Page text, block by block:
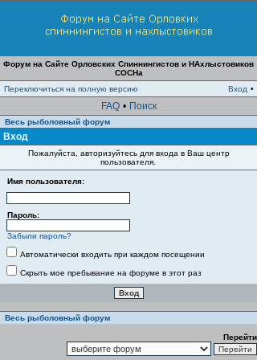
Форум на Сайте Орловских Спиннингистов и НАхлыстовиков
СОСНа
Переключиться на полную версию
Вход •
FAQ • Поиск
Весь рыболовный форум
Вход
Пожалуйста, авторизуйтесь для входа в Ваш центр
пользователя.
Имя пользователя:
Пароль:
Забыли пароль?
Автоматически входить при каждом посещении
Скрыть мое пребывание на форуме в этот раз
Весь рыболовный форум
Перейти